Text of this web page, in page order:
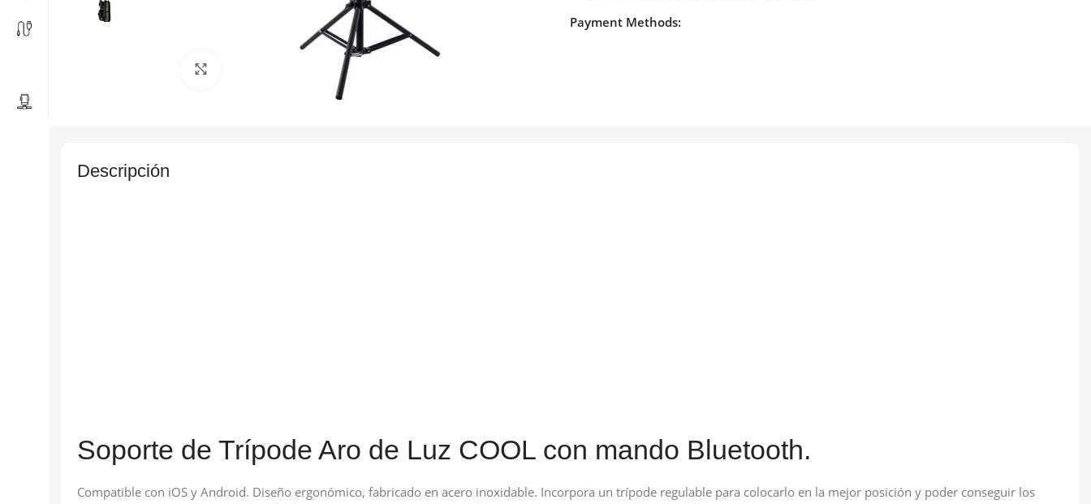
Payment Methods:
Descripción
Soporte de Trípode Aro de Luz COOL con mando Bluetooth.
Compatible con iOS y Android. Diseño ergonómico, fabricado en acero inoxidable. Incorpora un trípode regulable para colocarlo en la mejor posición y poder conseguir los